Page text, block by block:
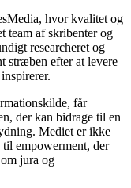
hvor kvalitet og
team af skribenter og
researcheret og
stræben efter at levere
får
der kan bidrage til en
Mediet er ikke
empowerment, der
jura og